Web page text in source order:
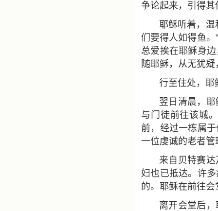
争论起来，引得
耶稣听着，温
们要得人如得鱼
总爱挨在耶稣身
随耶稣，从无犹
行至住处，耶
翌日清晨，
与门徒前往该城
前，经过一栋属
一位虔诚的老者
来自贝特赛
妇也已抵达。许
的。耶稣在前往
离开会堂后